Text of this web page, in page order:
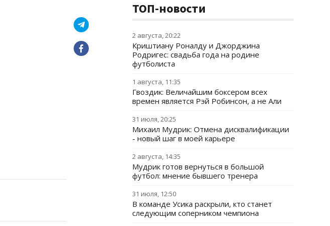
ТОП-новости
2 августа, 20:22
Криштиану Роналду и Джорджина
Родригес: свадьба года на родине
футболиста
1 августа, 11:35
Гвоздик: Величайшим боксером всех
времен является Рэй Робинсон, а не Али
31 июля, 20:25
Михаил Мудрик: Отмена дисквалификации
- новый шаг в моей карьере
2 августа, 14:35
Мудрик готов вернуться в большой
футбол: мнение бывшего тренера
31 июля, 12:50
В команде Усика раскрыли, кто станет
следующим соперником чемпиона